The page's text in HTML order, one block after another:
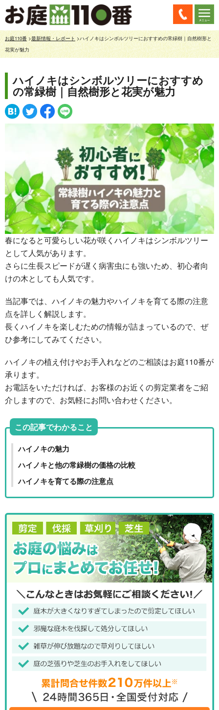
お庭110番>最新情報・レポート >ハイノキはシンボルツリーにおすすめの常緑樹｜自然樹形と
花実が魅力
ハイノキはシンボルツリーにおすすめ
の常緑樹｜自然樹形と花実が魅力
春になると可愛らしい花が咲くハイノキはシンボルツリー
として人気があります。
さらに生長スピードが遅く病害虫にも強いため、初心者向
けの木としても人気です。
当記事では、ハイノキの魅力やハイノキを育てる際の注意
点を詳しく解説します。
長くハイノキを楽しむための情報が詰まっているので、ぜ
ひ参考にしてみてください。
ハイノキの植え付けやお手入れなどのご相談はお庭110番が
承ります。
お電話をいただければ、お客様のお近くの剪定業者をご紹
介しますので、お気軽にお問い合わせください。
この記事でわかること
ハイノキの魅力
ハイノキと他の常緑樹の価格の比較
ハイノキを育てる際の注意点